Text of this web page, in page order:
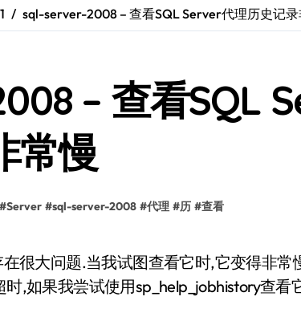
，点燃创作者经济新引擎
服务器环境
sql-server-2008 – 查看SQL Server代理历史记录
– 查看SQL
常慢
#Server #sql-server-2008 #代理 #历 #查看
,如果我尝试使用sp_help_jobhistory查看